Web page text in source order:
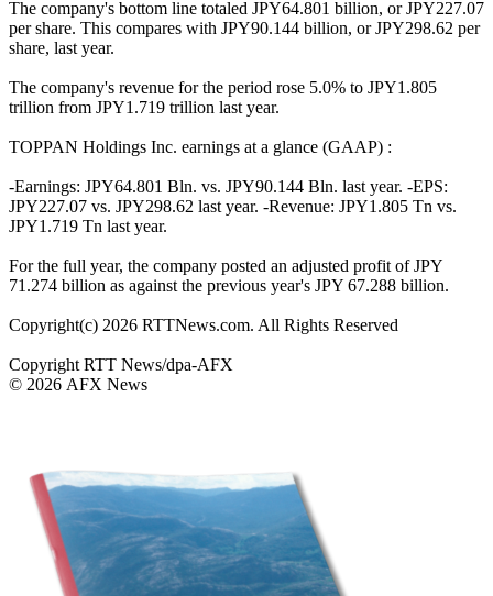
The company's bottom line totaled JPY64.801 billion, or JPY227.07
per share. This compares with JPY90.144 billion, or JPY298.62 per
share, last year.
The company's revenue for the period rose 5.0% to JPY1.805
trillion from JPY1.719 trillion last year.
TOPPAN Holdings Inc. earnings at a glance (GAAP) :
-Earnings: JPY64.801 Bln. vs. JPY90.144 Bln. last year. -EPS:
JPY227.07 vs. JPY298.62 last year. -Revenue: JPY1.805 Tn vs.
JPY1.719 Tn last year.
For the full year, the company posted an adjusted profit of JPY
71.274 billion as against the previous year's JPY 67.288 billion.
Copyright(c) 2026 RTTNews.com. All Rights Reserved
Copyright RTT News/dpa-AFX
© 2026 AFX News